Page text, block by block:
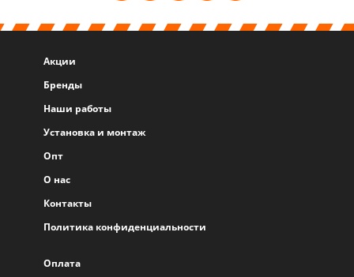
Акции
Бренды
Наши работы
Установка и монтаж
Опт
О нас
Контакты
Политика конфиденциальности
Оплата